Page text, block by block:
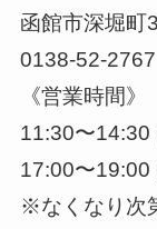
函館市深堀町
0138-52-2767
《営業時間》
11:30〜14:30
17:00〜19:00
※なくなり次